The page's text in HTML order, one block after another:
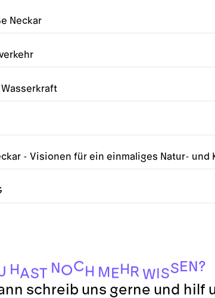
Neckar
- Visionen für ein einmaliges Natur- und
H AST NOCH ME H R WISSEN?
schreib uns gerne und hilf